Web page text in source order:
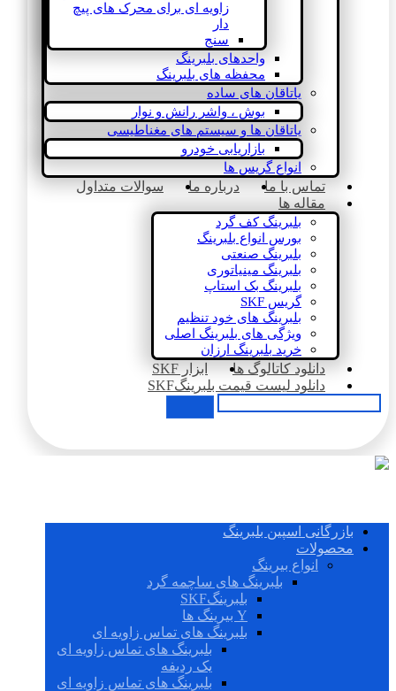
زاویه ای برای محرک های پیچ
دار
سنج
واحدهای بلبرینگ
محفظه های بلبرینگ
یاتاقان های ساده
بوش ، واشر رانش و نوار
یاتاقان ها و سیستم های مغناطیسی
بازاریابی خودرو
انواع گریس ها
تماس با ما درباره ما
سوالات متداول
مقاله ها
بلبرینگ کف گرد
بورس انواع بلبرینگ
بلبرینگ صنعتی
بلبرینگ مینیاتوری
بلبرینگ بک استاپ
گریس SKF
بلبرینگ های خود تنظیم
ویژگی های بلبرینگ اصلی
خرید بلبرینگ ارزان
دانلود کاتالوگ ها
ابزار SKF
دانلود لیست قیمت بلبرینگSKF
بازرگانی اسپین بلبرینگ
محصولات
انواع بیرینگ
بلبرینگ های ساچمه گرد
بلبرینگSKF
Y بیرینگ ها
بلبرینگ های تماس زاویه ای
بلبرینگ های تماس زاویه ای
یک ردیفه
بلبرینگ های تماس زاویه ای